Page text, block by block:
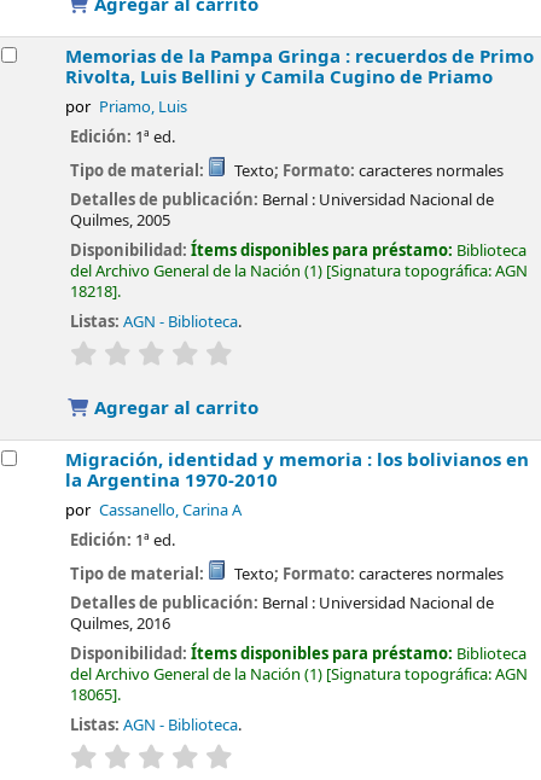
Memorias de la Pampa Gringa : recuerdos de Primo
Rivolta, Luis Bellini y Camila Cugino de Priamo
por Priamo, Luis
Edición: 1ª ed.
Tipo de material:
Texto; Formato: caracteres normales
Detalles de publicación: Bernal : Universidad Nacional de
Quilmes,2005
Disponibilidad:Ítems disponibles para préstamo: Biblioteca
del Archivo General de la Nación (1) Signatura topográfica:AGN
18218 .
Listas: AGN - Biblioteca.
valoración
Agregar al carrito
Migración, identidad y memoria : los bolivianos en
la Argentina 1970-2010
por Cassanello, Carina A
Edición: 1ª ed.
Tipo de material:
Texto; Formato: caracteres normales
Detalles de publicación: Bernal : Universidad Nacional de
Quilmes,2016
Disponibilidad:Ítems disponibles para préstamo: Biblioteca
del Archivo General de la Nación (1) Signatura topográfica:AGN
18065 .
Listas: AGN - Biblioteca.
valoración